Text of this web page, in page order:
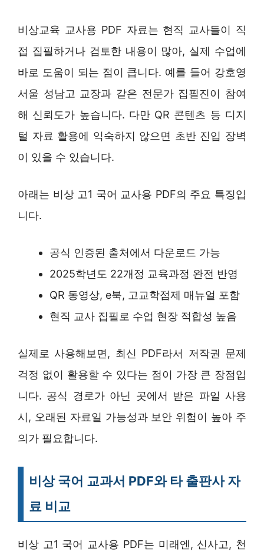
비상교육 교사용 PDF 자료는 현직 교사들이 직
접 집필하거나 검토한 내용이 많아, 실제 수업에
바로 도움이 되는 점이 큽니다. 예를 들어 강호영
서울 성남고 교장과 같은 전문가 집필진이 참여
해 신뢰도가 높습니다. 다만 QR 콘텐츠 등 디지
털 자료 활용에 익숙하지 않으면 초반 진입 장벽
이 있을 수 있습니다.
아래는 비상 고1 국어 교사용 PDF의 주요 특징입
니다.
공식 인증된 출처에서 다운로드 가능
2025학년도 22개정 교육과정 완전 반영
QR 동영상, e북, 고교학점제 매뉴얼 포함
현직 교사 집필로 수업 현장 적합성 높음
실제로 사용해보면, 최신 PDF라서 저작권 문제
걱정 없이 활용할 수 있다는 점이 가장 큰 장점입
니다. 공식 경로가 아닌 곳에서 받은 파일 사용
시, 오래된 자료일 가능성과 보안 위험이 높아 주
의가 필요합니다.
비상 국어 교과서 PDF와 타 출판사 자
료 비교
비상 고1 국어 교사용 PDF는 미래엔, 신사고, 천